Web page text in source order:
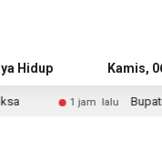
Hidup Advertorial
Kamis,
Bupati Tangerang Hadiri